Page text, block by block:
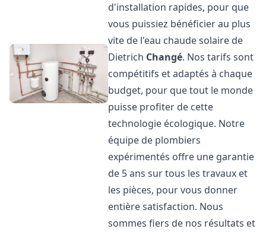
d'installation rapides, pour que
vous puissiez bénéficier au plus
vite de l'eau chaude solaire de
Dietrich Changé. Nos tarifs sont
compétitifs et adaptés à chaque
budget, pour que tout le monde
puisse profiter de cette
technologie écologique. Notre
équipe de plombiers
expérimentés offre une garantie
de 5 ans sur tous les travaux et
les pièces, pour vous donner
entière satisfaction. Nous
sommes fiers de nos résultats et